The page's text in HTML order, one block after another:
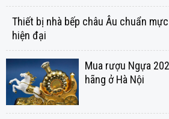
Thiết bị nhà bếp châu Âu chuẩn
hiện đại
Mua rượu Ngựa
hãng ở Hà Nội